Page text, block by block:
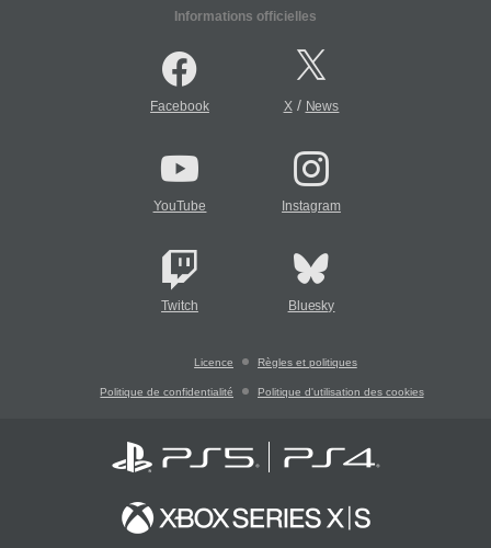
Informations officielles
Facebook X/ News
YouTube Instagram
Twitch Bluesky
Licence Règles et politiques
Politique de confidentialité Politique d'utilisation des cookies